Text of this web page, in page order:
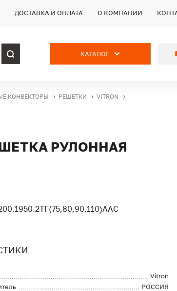
ДОСТАВКА И ОПЛАТА О КОМПАНИИ
КАТАЛОГ
КОНВЕКТОРЫ РЕШЕТКИ
VITRON
РУЛОННАЯ
Vitron
РОССИЯ